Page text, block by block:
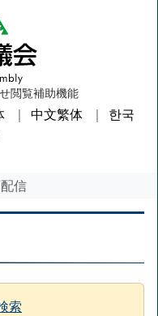
閲覧補助機能
中文繁体
한국
信
索